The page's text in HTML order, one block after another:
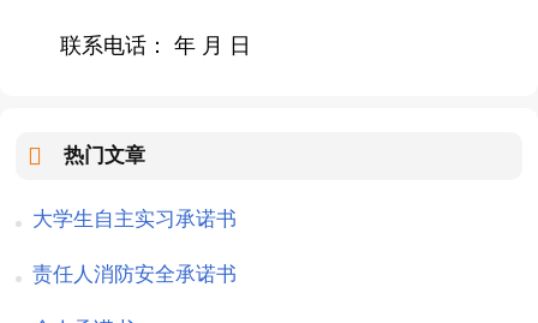
联系电话： 年 月 日
热门文章
大学生自主实习承诺书
责任人消防安全承诺书